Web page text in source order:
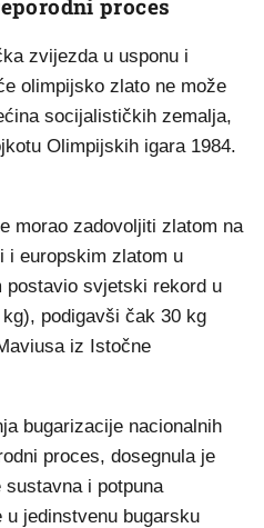
proces
zvijezda u usponu i
olimpijsko zlato ne može
socijalističkih zemalja,
Olimpijskih igara 1984.
morao zadovoljiti zlatom na
i europskim zlatom u
postavio svjetski rekord u
podigavši čak 30 kg
iz Istočne
bugarizacije nacionalnih
proces, dosegnula je
i potpuna
jedinstvenu bugarsku